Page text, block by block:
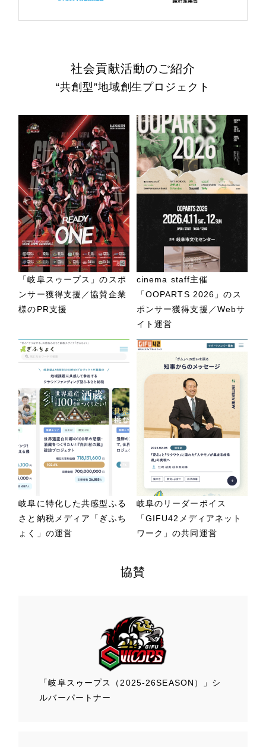
社会貢献活動のご紹介
“共創型”地域創生プロジェクト
「岐阜スゥープス」のスポ
ンサー獲得支援／協賛企業
様のPR支援
cinema staff主催
「OOPARTS 2026」のス
ポンサー獲得支援／Webサ
イト運営
岐阜に特化した共感型ふる
さと納税メディア「ぎふち
ょく」の運営
岐阜のリーダーボイス
「GIFU42メディアネット
ワーク」の共同運営
協賛
「岐阜スゥープス （2025-26SEASON）」 シ
ルバーパートナー